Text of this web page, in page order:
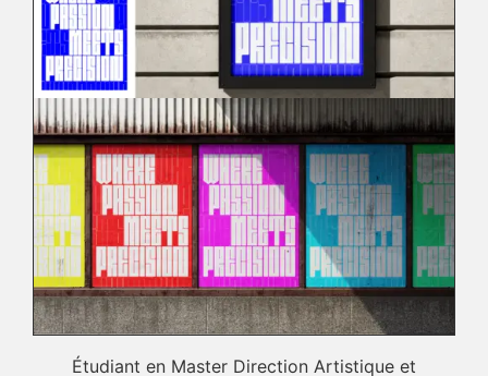
Étudiant en Master Direction Artistique et